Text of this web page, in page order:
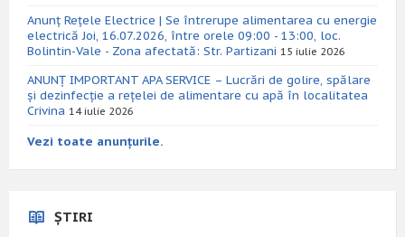
Anunț Rețele Electrice | Se întrerupe alimentarea cu energie
electrică Joi, 16.07.2026, între orele 09:00 - 13:00, loc.
Bolintin-Vale - Zona afectată: Str. Partizani 15 iulie 2026
ANUNȚ IMPORTANT APA SERVICE – Lucrări de golire, spălare
și dezinfecție a rețelei de alimentare cu apă în localitatea
Crivina 14 iulie 2026
Vezi toate anunțurile.
ȘTIRI